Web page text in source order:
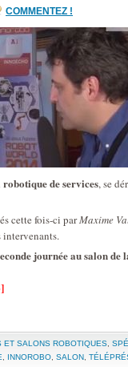
COMMENTEZ !
robotique de services, se
cette fois-ci parMaxime
intervenants.
journée au salon de
ET SALONS ROBOTIQUES
INNOROBO SALON